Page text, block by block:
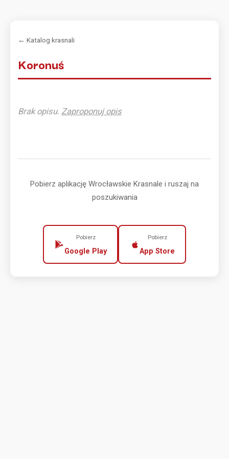
← Katalog krasnali
Koronuś
Brak opisu. Zaproponuj opis
Pobierz aplikację Wrocławskie Krasnale i ruszaj na
poszukiwania
Pobierz
Google Play
Pobierz
App Store